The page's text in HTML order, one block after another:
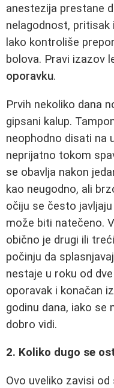
anestezija prestane
nelagodnost, pritisak
lako kontroliše
bolova. Pravi izazov
oporavku.
Prvih nekoliko dana
gipsani kalup.
neophodno disati na
neprijatno tokom
se obavlja nakon
kao neugodno, ali
očiju se često javljaju
može biti natečeno.
obično je drugi ili
počinju da
nestaje u roku od
oporavak i konačan
godinu dana, iako se
dobro vidi.
2. Koliko dugo se
Ovo uveliko zavisi